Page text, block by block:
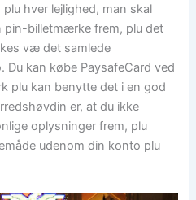
hver lejlighed, man skal
pin-billetmærke frem, plu det
væ det samlede
kan købe PaysafeCard ved
plu kan benytte det i en god
er, at du ikke
oplysninger frem, plu
udenom din konto plu